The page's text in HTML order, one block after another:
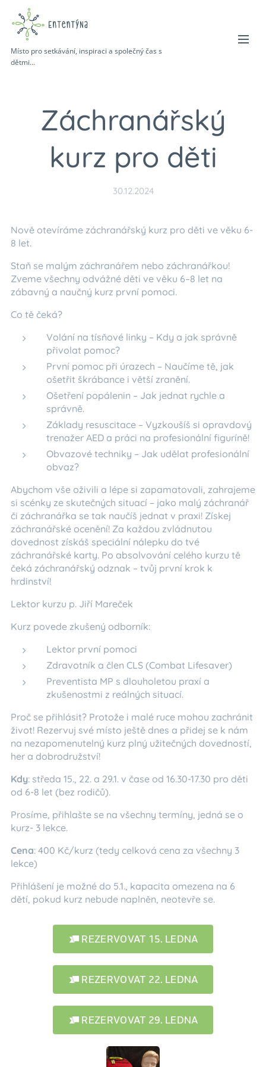
Místo pro setkávání, inspiraci a společný čas s
dětmi...
Záchranářský
kurz pro děti
30.12.2024
Nově otevíráme záchranářský kurz pro děti ve věku 6-
8 let.
Staň se malým záchranářem nebo záchranářkou!
Zveme všechny odvážné děti ve věku 6–8 let na
zábavný a naučný kurz první pomoci.
Co tě čeká?
Volání na tísňové linky – Kdy a jak správně
přivolat pomoc?
První pomoc při úrazech – Naučíme tě, jak
ošetřit škrábance i větší zranění.
Ošetření popálenin – Jak jednat rychle a
správně.
Základy resuscitace – Vyzkoušíš si opravdový
trenažer AED a práci na profesionální figuríně!
Obvazové techniky – Jak udělat profesionální
obvaz?
Abychom vše oživili a lépe si zapamatovali, zahrajeme
si scénky ze skutečných situací – jako malý záchranář
či záchranářka se tak naučíš jednat v praxi! Získej
záchranářské ocenění! Za každou zvládnutou
dovednost získáš speciální nálepku do tvé
záchranářské karty. Po absolvování celého kurzu tě
čeká záchranářský odznak – tvůj první krok k
hrdinství!
Lektor kurzu p. Jiří Mareček
Kurz povede zkušený odborník:
Lektor první pomoci
Zdravotník a člen CLS (Combat Lifesaver)
Preventista MP s dlouholetou praxí a
zkušenostmi z reálných situací.
Proč se přihlásit? Protože i malé ruce mohou zachránit
život! Rezervuj své místo ještě dnes a přidej se k nám
na nezapomenutelný kurz plný užitečných dovedností,
her a dobrodružství!
Kdy: středa 15., 22. a 29.1. v čase od 16.30-17.30 pro děti
od 6-8 let (bez rodičů).
Prosíme, přihlašte se na všechny termíny, jedná se o
kurz- 3 lekce.
Cena: 400 Kč/kurz (tedy celková cena za všechny 3
lekce)
Přihlášení je možné do 5.1., kapacita omezena na 6
dětí, pokud kurz nebude naplněn, neotevře se.
REZERVOVAT 15. LEDNA
REZERVOVAT 22. LEDNA
REZERVOVAT 29. LEDNA